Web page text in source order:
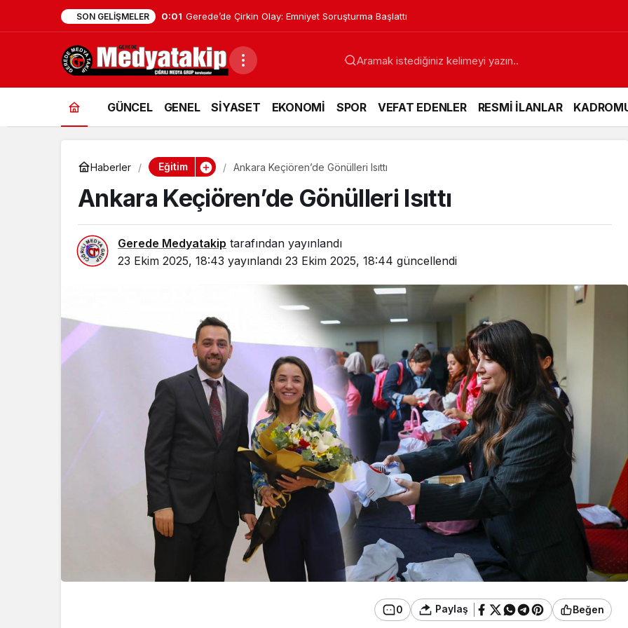
SON GELIŞMELER 0:01 Geredeli Tanınmış Siyasetçinin Acı Günü
GÜNCEL GENEL SİYASET EKONOMİ SPOR VEFAT EDENLER RESMİ İLANLAR
Haberler Eğitim Ankara Keçiören’de Gönülleri Isıttı
Ankara Keçiören’de Gönülleri Isıttı
Gerede Medyatakip tarafından yayınlandı
23 Ekim 2025, 18:43 yayınlandı 23 Ekim 2025, 18:44 güncellendi
0 Paylaş Beğen
Güncel
Gerede’de Çirkin Olay:
Emniyet Soruşturma
Başlattı
Güncel
Geredeli Tanınmış
Siyasetçinin Acı Günü